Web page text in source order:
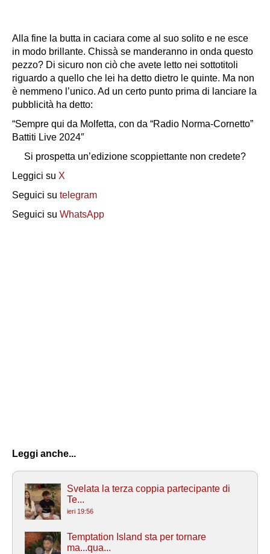
Alla fine la butta in caciara come al suo solito e ne esce
in modo brillante. Chissà se manderanno in onda questo
pezzo? Di sicuro non ciò che avete letto nei sottotitoli
riguardo a quello che lei ha detto dietro le quinte. Ma non
è nemmeno l’unico. Ad un certo punto prima di lanciare la
pubblicità ha detto:
“Sempre qui da Molfetta, con da “Radio Norma-Cornetto”
Battiti Live 2024″
Si prospetta un’edizione scoppiettante non credete?
Leggici su X
Seguici su telegram
Seguici su WhatsApp
Leggi anche...
Svelata la terza coppia partecipante di
Te...
ieri 19:56
Temptation Island sta per tornare
ma...qua...